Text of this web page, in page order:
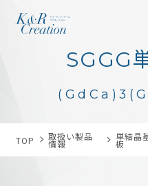
SGGG
TOP 取扱い製品
情報
単結晶
板